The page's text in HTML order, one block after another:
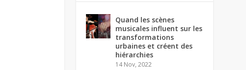
Quand les scènes
musicales influent sur les
transformations
urbaines et créent des
hiérarchies
14 Nov, 2022